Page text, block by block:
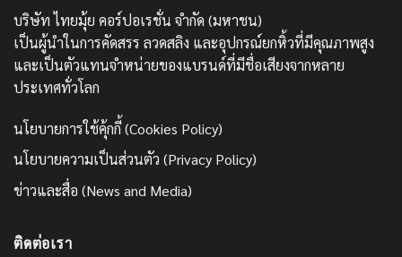
บริษัท ไทยมุ้ย คอร์ปอเรชั่น จำกัด (มหาชน)
เป็นผู้นำในการคัดสรร ลวดสลิง และอุปกรณ์ยกหิ้วที่มีคุณภาพสูง
และเป็นตัวแทนจำหน่ายของแบรนด์ที่มีชื่อเสียงจากหลาย
ประเทศทั่วโลก
นโยบายการใช้คุ้กกี้ (Cookies Policy)
นโยบายความเป็นส่วนตัว (Privacy Policy)
ข่าวและสื่อ (News and Media)
ติดต่อเรา